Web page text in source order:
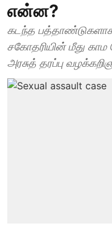
என்ன?
கடந்த
சகோதரியின் மீது
அரசுத் தரப்பு